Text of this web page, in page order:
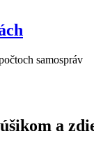
samospráv
a